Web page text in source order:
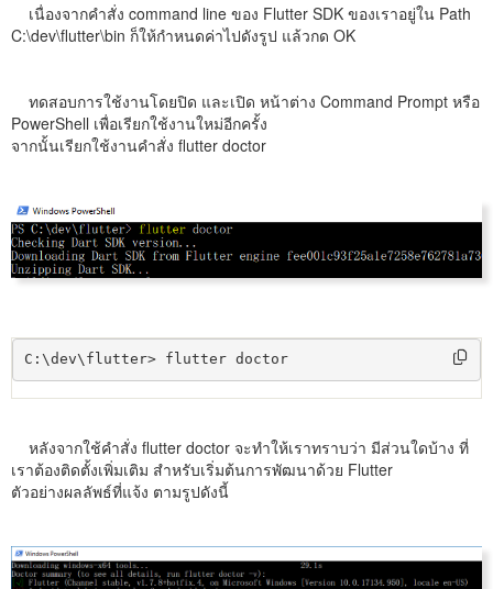
เนื่องจากคำสั่ง command line ของ Flutter SDK ของเราอยู่ใน Path
C:\dev\flutter\bin ก็ให้กำหนดค่าไปดังรูป แล้วกด OK
ทดสอบการใช้งานโดยปิด และเปิด หน้าต่าง Command Prompt หรือ
PowerShell เพื่อเรียกใช้งานใหม่อีกครั้ง
จากนั้นเรียกใช้งานคำสั่ง flutter doctor
C:\dev\flutter> flutter doctor
หลังจากใช้คำสั่ง flutter doctor จะทำให้เราทราบว่า มีส่วนใดบ้าง ที่
เราต้องติดตั้งเพิ่มเติม สำหรับเริ่มต้นการพัฒนาด้วย Flutter
ตัวอย่างผลลัพธ์ที่แจ้ง ตามรูปดังนี้